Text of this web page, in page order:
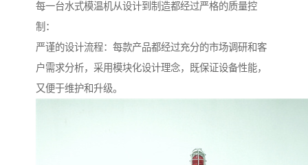
每一台水式模温机从设计到制造都经过严格的质量控
制：
严谨的设计流程：每款产品都经过充分的市场调研和客
户需求分析，采用模块化设计理念，既保证设备性能，
又便于维护和升级。